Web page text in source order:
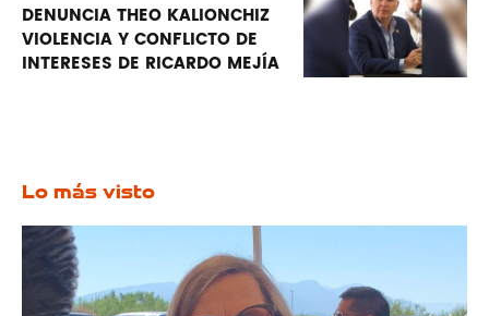
DENUNCIA THEO KALIONCHIZ
VIOLENCIA Y CONFLICTO DE
INTERESES DE RICARDO MEJÍA
Lo más visto